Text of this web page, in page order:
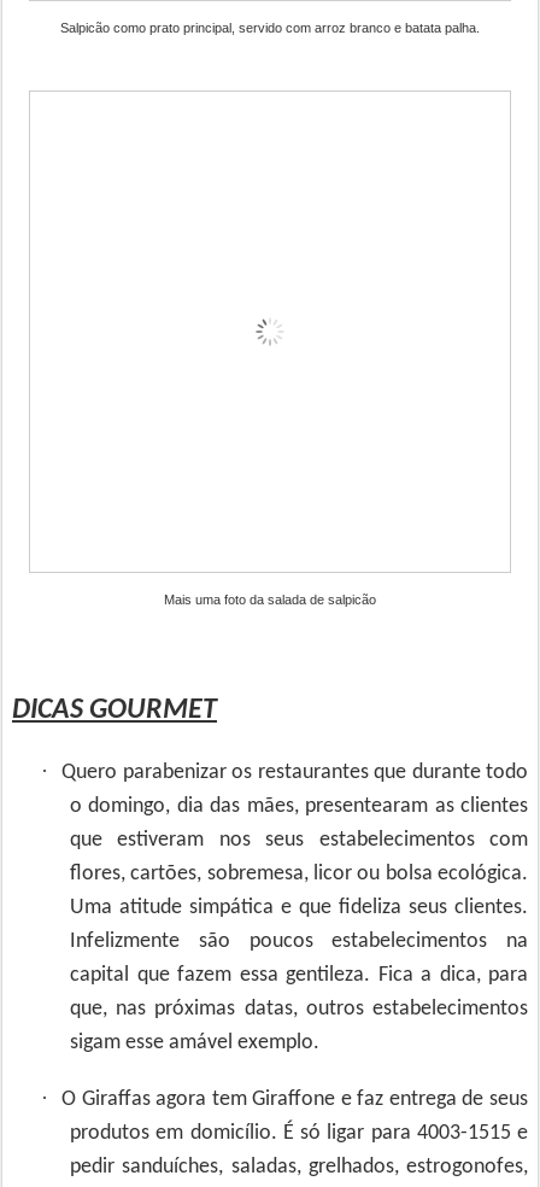
Salpicão como prato principal, servido com arroz branco e batata palha.
Mais uma foto da salada de salpicão
DICAS GOURMET
·
Quero parabenizar os restaurantes que durante todo
o domingo, dia das mães, presentearam as clientes
que estiveram nos seus estabelecimentos com
flores, cartões, sobremesa, licor ou bolsa ecológica.
Uma atitude simpática e que fideliza seus clientes.
Infelizmente são poucos estabelecimentos na
capital que fazem essa gentileza. Fica a dica, para
que, nas próximas datas, outros estabelecimentos
sigam esse amável exemplo.
·
O Giraffas agora tem Giraffone e faz entrega de seus
produtos em domicílio. É só ligar para 4003-1515 e
pedir sanduíches, saladas, grelhados, estrogonofes,